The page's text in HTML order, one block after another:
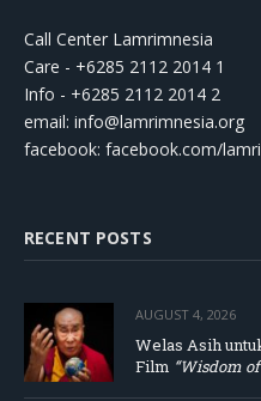
Call Center Lamrimnesia
Care - +6285 2112 2014 1
Info - +6285 2112 2014 2
email: info@lamrimnesia.org
facebook: facebook.com/
RECENT POSTS
AUGUST 4, 2026
Welas Asih
Film “Wisdom